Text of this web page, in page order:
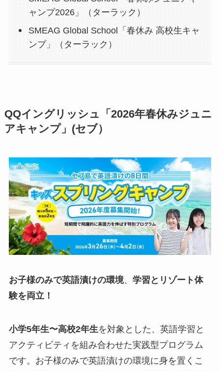
ャンプ2026」（ターラック）
SMEAG Global School「春休み 高校生キャ
ンプ」（ターラック）
QQイングリッシュ「2026年春休みジュニ
アキャンプ」(セブ）
お子様のみで英語漬けの環境、 学習とリゾート体
験を両立！
小学5年生〜高校2年生を対象とした、英語学習と
アクティビティを組み合わせた実践型プログラム
です。お子様のみで英語漬けの環境に身を置くこ